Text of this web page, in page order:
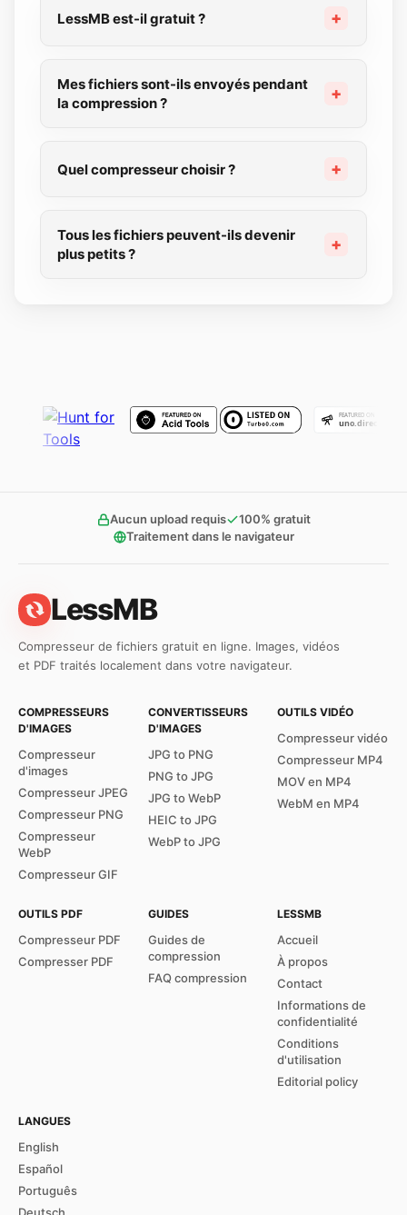
LessMB est-il gratuit ?
Mes fichiers sont-ils envoyés pendant
la compression ?
Quel compresseur choisir ?
Tous les fichiers peuvent-ils devenir
plus petits ?
Aucun upload requis
100% gratuit
Traitement dans le navigateur
LessMB
Compresseur de fichiers gratuit en ligne. Images, vidéos
et PDF traités localement dans votre navigateur.
COMPRESSEURS
D'IMAGES
Compresseur
d'images
Compresseur JPEG
Compresseur PNG
Compresseur
WebP
Compresseur GIF
CONVERTISSEURS
D'IMAGES
JPG to PNG
PNG to JPG
JPG to WebP
HEIC to JPG
WebP to JPG
OUTILS VIDÉO
Compresseur vidéo
Compresseur MP4
MOV en MP4
WebM en MP4
OUTILS PDF
Compresseur PDF
Compresser PDF
GUIDES
Guides de
compression
FAQ compression
LESSMB
Accueil
À propos
Contact
Informations de
confidentialité
Conditions
d'utilisation
Editorial policy
LANGUES
English
Español
Português